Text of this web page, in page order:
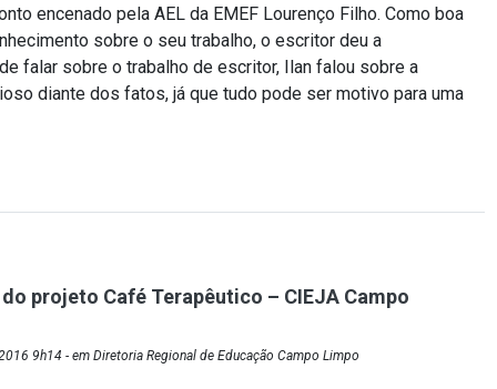
encenado pela AEL da EMEF Lourenço Filho. Como boa
sobre o seu trabalho, o escritor deu a
falar sobre o trabalho de escritor, Ilan falou sobre a
diante dos fatos, já que tudo pode ser motivo para uma
projeto Café Terapêutico – CIEJA Campo
9h14 - em Diretoria Regional de Educação Campo Limpo